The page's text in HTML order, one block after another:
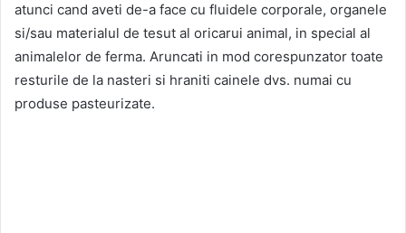
atunci cand aveti de-a face cu fluidele corporale, organele
si/sau materialul de tesut al oricarui animal, in special al
animalelor de ferma. Aruncati in mod corespunzator toate
resturile de la nasteri si hraniti cainele dvs. numai cu
produse pasteurizate.